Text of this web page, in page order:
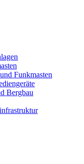
Funkmasten
Bergbau